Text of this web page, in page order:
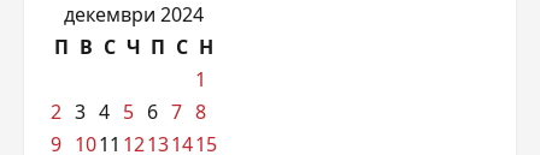
декември 2024
П В С Ч П С Н
1
2 3 4 5 6 7 8
9 1011 12131415